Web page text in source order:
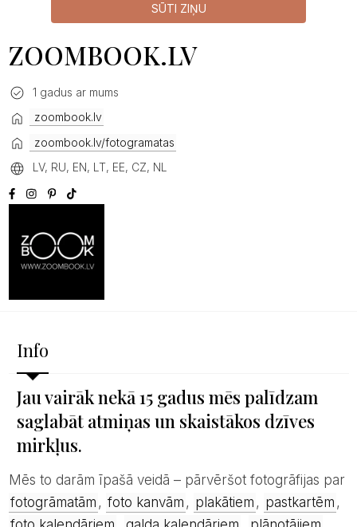
SŪTI ZIŅU
ZOOMBOOK.LV
1 gadus ar mums
zoombook.lv
zoombook.lv/fotogramatas
LV, RU, EN, LT, EE, CZ, NL
Info
Jau vairāk nekā 15 gadus mēs palīdzam
saglabāt atmiņas un skaistākos dzīves
mirkļus.
Mēs to darām īpašā veidā – pārvēršot fotogrāfijas par
fotogrāmatām , foto kanvām , plakātiem , pastkartēm ,